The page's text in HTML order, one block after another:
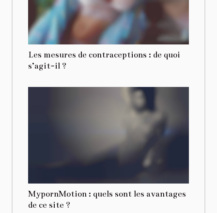
Les mesures de contraceptions : de quoi
s’agit-il ?
MypornMotion : quels sont les avantages
de ce site ?